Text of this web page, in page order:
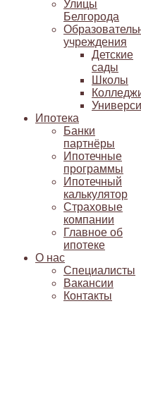
Улицы
Белгорода
учреждения
Детские
сады
Школы
Ипотека
Банки
партнёры
Ипотечные
программы
Ипотечный
калькулятор
Страховые
компании
Главное об
ипотеке
О нас
Специалисты
Вакансии
Контакты